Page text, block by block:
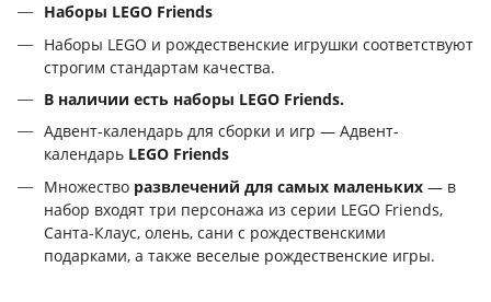
Наборы LEGO Friends
Наборы LEGO и рождественские игрушки соответствуют
строгим стандартам качества.
В наличии есть наборы LEGO Friends.
Адвент-календарь для сборки и игр — Адвент-
календарь LEGO Friends
Множество развлечений для самых маленьких — в
набор входят три персонажа из серии LEGO Friends,
Санта-Клаус, олень, сани с рождественскими
подарками, а также веселые рождественские игры.